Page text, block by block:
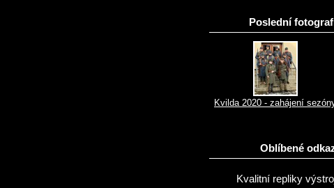
Poslední
Kvilda 2020 - zahájení
Oblíbené
Kvalitní repliky